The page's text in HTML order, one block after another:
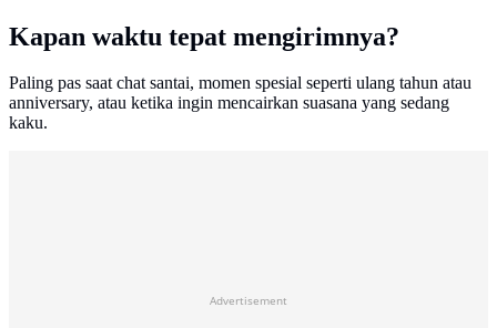
Kapan waktu tepat mengirimnya?
Paling pas saat chat santai, momen spesial seperti ulang tahun atau
anniversary, atau ketika ingin mencairkan suasana yang sedang
kaku.
Advertisement